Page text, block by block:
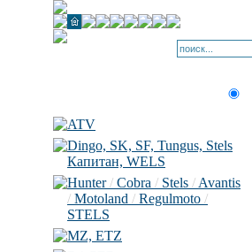
ATV
Dingo, SK, SF, Tungus, Stels
Капитан, WELS
Hunter/ Cobra / Stels / Avantis
/ Motoland / Regulmoto /
STELS
MZ, ETZ